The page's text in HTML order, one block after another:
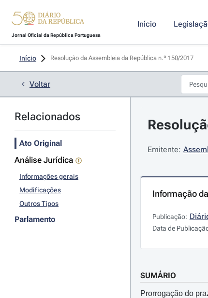
Jornal Oficial da República Portuguesa
Início
Início Resolução da Assembleia da República n.º 150/2017
Voltar
Relacionados
Ato Original
Análise Jurídica
Informações gerais
Modificações
Outros Tipos
Parlamento
Emitente:
Informação
Publicação:
Data de
SUMÁRIO
Prorrogação do